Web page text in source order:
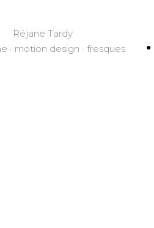
Réjane Tardy
· motion design · fresques